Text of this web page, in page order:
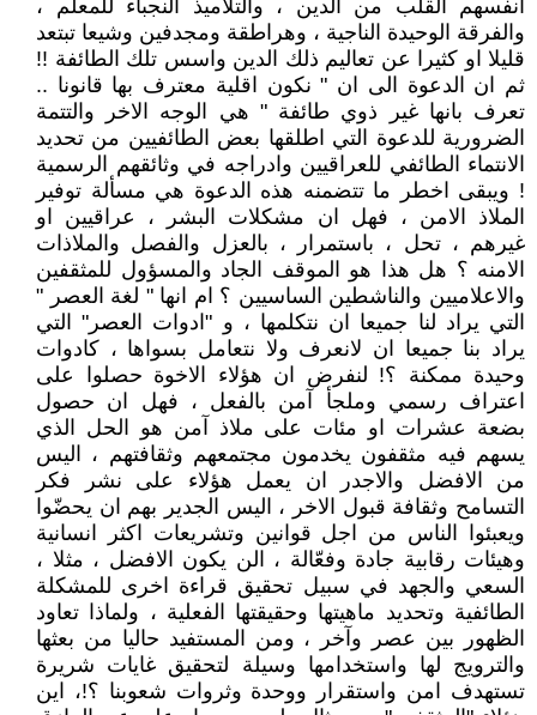
انفسهم القلب من الدين ، والتلاميذ النجباء للمعلم ،
والفرقة الوحيدة الناجية ، وهراطقة ومجدفين وشيعا تبتعد
قليلا او كثيرا عن تعاليم ذلك الدين واسس تلك الطائفة !!
ثم ان الدعوة الى ان " نكون اقلية معترف بها قانونا ..
تعرف بانها غير ذوي طائفة " هي الوجه الاخر والتتمة
الضرورية للدعوة التي اطلقها بعض الطائفيين من تحديد
الانتماء الطائفي للعراقيين وادراجه في وثائقهم الرسمية
! ويبقى اخطر ما تتضمنه هذه الدعوة هي مسألة توفير
الملاذ الامن ، فهل ان مشكلات البشر ، عراقيين او
غيرهم ، تحل ، باستمرار ، بالعزل والفصل والملاذات
الامنه ؟ هل هذا هو الموقف الجاد والمسؤول للمثقفين
والاعلاميين والناشطين الساسيين ؟ ام انها " لغة العصر "
التي يراد لنا جميعا ان نتكلمها ، و "ادوات العصر" التي
يراد بنا جميعا ان لانعرف ولا نتعامل بسواها ، كادوات
وحيدة ممكنة ؟! لنفرض ان هؤلاء الاخوة حصلوا على
اعتراف رسمي وملجأ آمن بالفعل ، فهل ان حصول
بضعة عشرات او مئات على ملاذ آمن هو الحل الذي
يسهم فيه مثقفون يخدمون مجتمعهم وثقافتهم ، اليس
من الافضل والاجدر ان يعمل هؤلاء على نشر فكر
التسامح وثقافة قبول الاخر ، اليس الجدير بهم ان يحضّوا
ويعبئوا الناس من اجل قوانين وتشريعات اكثر انسانية
وهيئات رقابية جادة وفعّالة ، الن يكون الافضل ، مثلا ،
السعي والجهد في سبيل تحقيق قراءة اخرى للمشكلة
الطائفية وتحديد ماهيتها وحقيقتها الفعلية ، ولماذا تعاود
الظهور بين عصر وآخر ، ومن المستفيد حاليا من بعثها
والترويج لها واستخدامها وسيلة لتحقيق غايات شريرة
تستهدف امن واستقرار ووحدة وثروات شعوبنا ؟!، اين